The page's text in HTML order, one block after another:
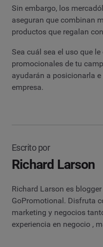
Sin embargo, los
aseguran que combinan
productos que regalan
Sea cuál sea el uso que
promocionales de tu
ayudarán a posicionarla
empresa.
Escrito por
Richard Larson
Richard Larson es
GoPromotional. Disfruta
marketing y negocios
experiencia en negocio ,